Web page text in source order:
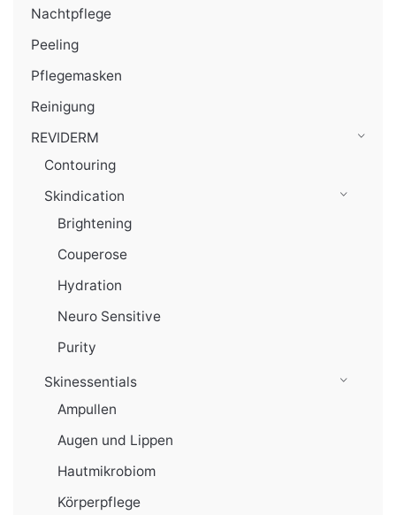
Nachtpflege
Peeling
Pflegemasken
Reinigung
REVIDERM
Contouring
Skindication
Brightening
Couperose
Hydration
Neuro Sensitive
Purity
Skinessentials
Ampullen
Augen und Lippen
Hautmikrobiom
Körperpflege